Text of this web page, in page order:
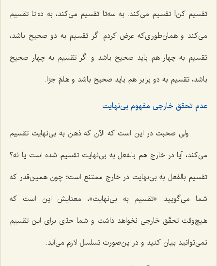
تقسیم کن! تقسیم می‌کند. به سه‌تا تقسیم می‌کند، به ده تا تقسیم
می‌کند و همان‌طوری‌که عرض کردم اگر تقسیم به دو صحیح باشد،
تقسیم به چهار هم باید صحیح باشد و اگر تقسیم به چهار صحیح
باشد، تقسیم به دو برابر هم باید صحیح باشد و هلمّ جرّا.
عدم تحقق خارجی مفهوم بی‌نهایت
ولی صحبت در این است که الآن که ذهن به بی‌نهایت تقسیم
می‌کند، آیا در خارج هم بالفعل به بی‌نهایت تقسیم شده است یا نه؟
تقسیم بالفعل به بی‌نهایت در خارج ممتنع است؛ چون همین‌قدر که
شما می‌گویید: «تقسیم به بی‌نهایت»، معنایش این است که
هیچ‌وقت تحقّق خارجی نخواهد داشت و شما حدّی برای این تقسیم
نمی‌توانید بیان کنید و در این‌صورت تسلسل لازم می‌آید.